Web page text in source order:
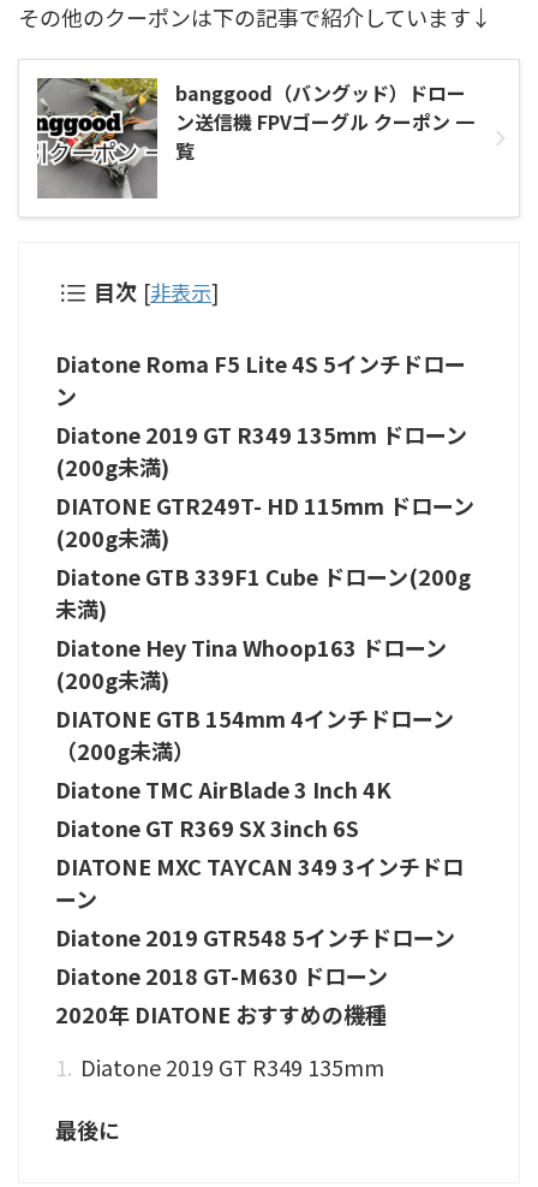
その他のクーポンは下の記事で紹介しています↓
banggood（バングッド）ドロー
ン送信機 FPVゴーグル クーポン 一
覧
目次 [非表示]
Diatone Roma F5 Lite 4S 5インチドロー
ン
Diatone 2019 GT R349 135mm ドローン
(200g未満)
DIATONE GTR249T- HD 115mm ドローン
(200g未満)
Diatone GTB 339F1 Cube ドローン(200g
未満)
Diatone Hey Tina Whoop163 ドローン
(200g未満)
DIATONE GTB 154mm 4インチドローン
（200g未満）
Diatone TMC AirBlade 3 Inch 4K
Diatone GT R369 SX 3inch 6S
DIATONE MXC TAYCAN 349 3インチドロ
ーン
Diatone 2019 GTR548 5インチドローン
Diatone 2018 GT-M630 ドローン
2020年 DIATONE おすすめの機種
Diatone 2019 GT R349 135mm
最後に